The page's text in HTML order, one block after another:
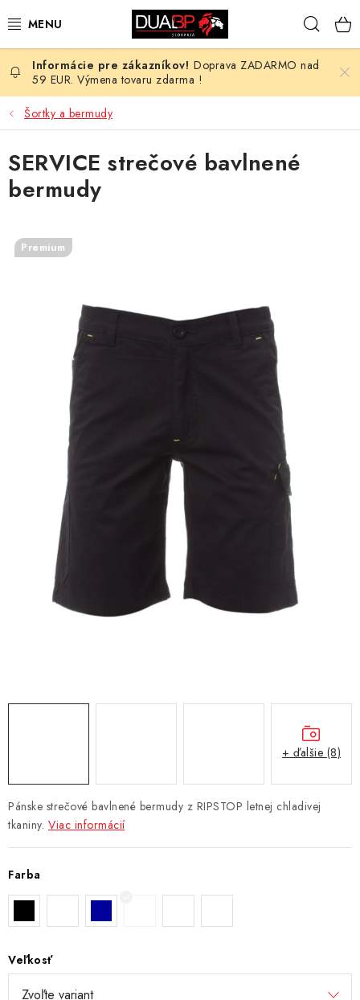
na
NOVÉ
PRACOVNÉ ODEVY
OBUV
HOTEL A SLUŽBY
ZDRAVOTNÍCTVO
% OUTLET
Doprava, platba a zľavy
Formulár na výmenu tovaru
Kto sme
Reklamačný poriadok
Akcie v predajniach
Formulár na vrátenie tovaru /odstúpenie od zmluvy
Obchodné podmienky
Zásady ochrany osobných údajov
Pravidlá a nastavenia cookies
Moja objednávka
Doprava ZADARMO nad
59 EUR. Výmena tovaru zdarma !
Šortky a bermudy
Pánske strečové bavlnené bermudy z RIPSTOP letnej chladivej
tkaniny. Viac informácií
Farba
Veľkosť
SERVICE strečové bavlnené
bermudy
Premium
+ ďalšie (8)